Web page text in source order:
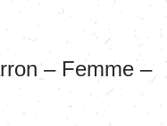
– Femme –